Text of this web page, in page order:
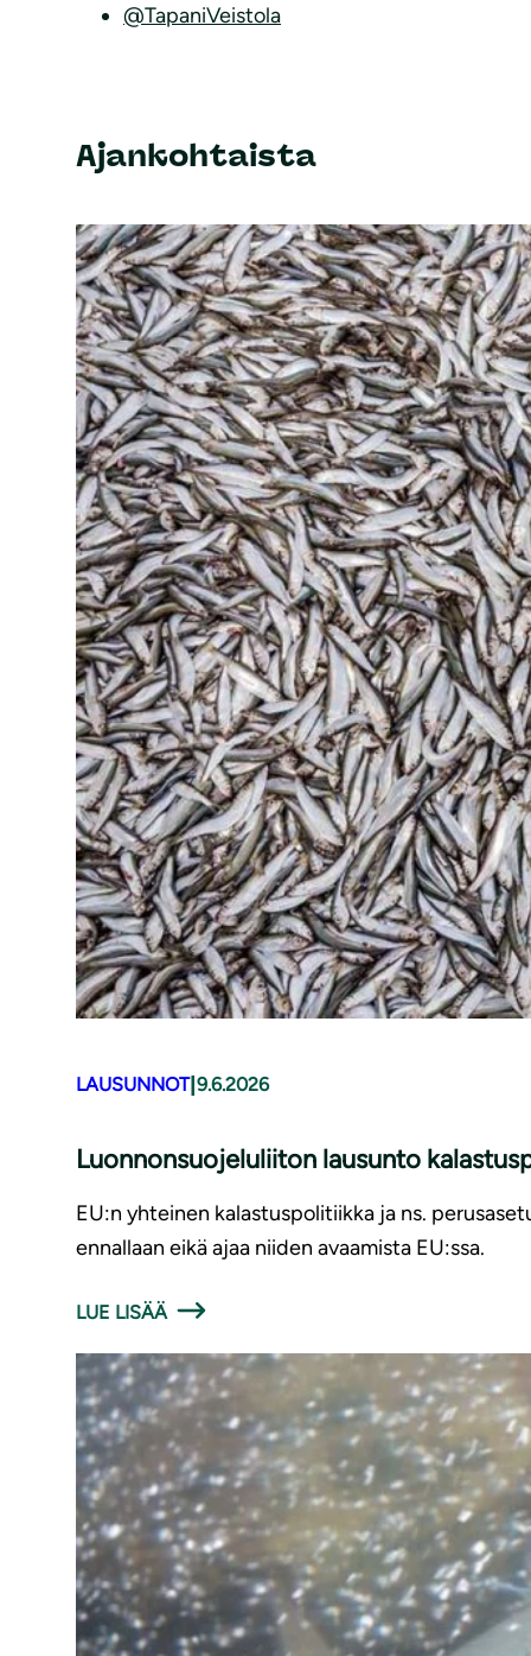
@TapaniVeistola
Ajankohtaista
LAUSUNNOT| 9.6.2026
Luonnonsuojeluliiton lausunto
EU:n yhteinen kalastuspolitiikka ja ns.
ennallaan eikä ajaa niiden avaamista EU:ssa.
LUE LISÄÄ